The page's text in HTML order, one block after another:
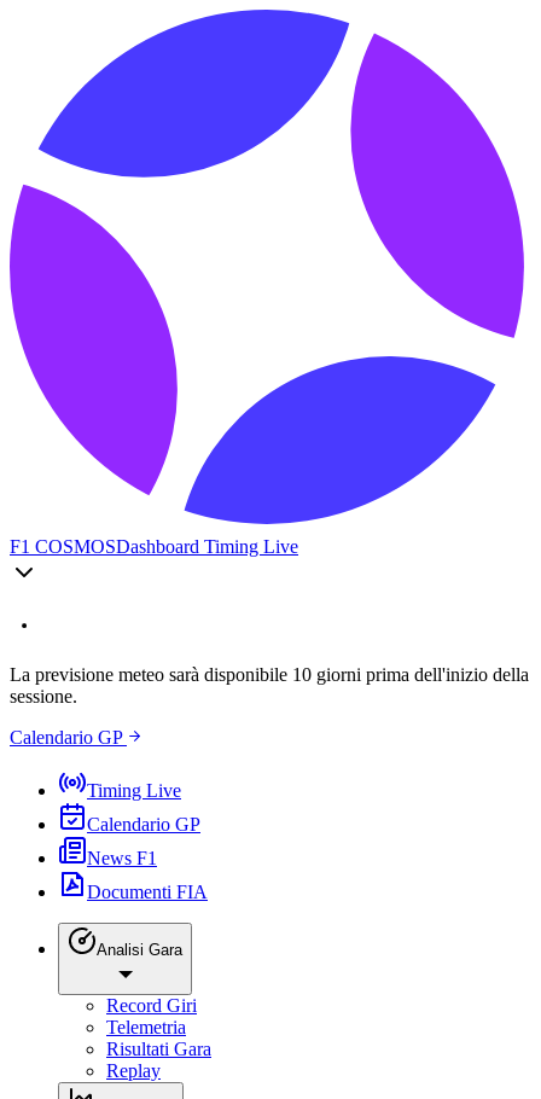
F1 COSMOSDashboard Timing Live
La previsione meteo sarà disponibile 10 giorni prima dell'inizio della
sessione.
Calendario GP
Timing Live
Calendario GP
News F1
Documenti FIA
Analisi Gara
Record Giri
Telemetria
Risultati Gara
Replay